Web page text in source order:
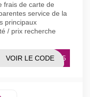
frais de carte de
service de la
principaux
/ prix recherche
AKE5
VOIR LE CODE